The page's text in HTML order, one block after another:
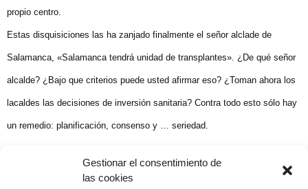
Gestionar el consentimiento de
las cookies
propio centro.
Estas disquisiciones las ha zanjado finalmente el señor alclade de
Salamanca, «Salamanca tendrá unidad de transplantes». ¿De qué señor
alcalde? ¿Bajo que criterios puede usted afirmar eso? ¿Toman ahora los
lacaldes las decisiones de inversión sanitaria? Contra todo esto sólo hay
un remedio: planificación, consenso y … seriedad.
Miguel González Hierro. El Adelanto 18 agosto de 2001